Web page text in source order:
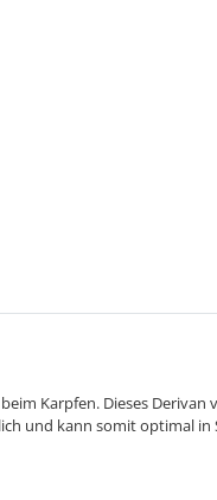
Karpfen. Dieses
und kann somit optimal